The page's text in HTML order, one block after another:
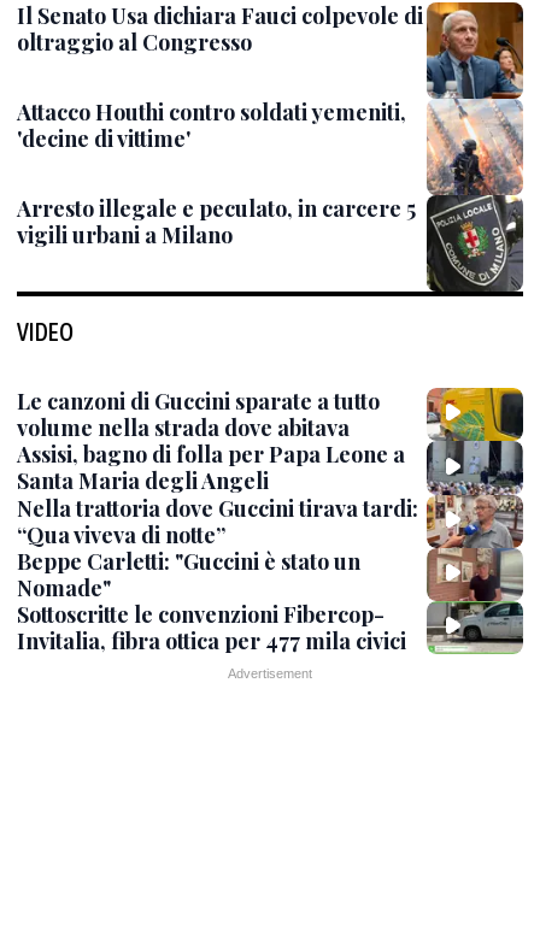
Il Senato Usa dichiara Fauci colpevole di
oltraggio al Congresso
Attacco Houthi contro soldati yemeniti,
'decine di vittime'
Arresto illegale e peculato, in carcere 5
vigili urbani a Milano
VIDEO
Le canzoni di Guccini sparate a tutto
volume nella strada dove abitava
Assisi, bagno di folla per Papa Leone a
Santa Maria degli Angeli
Nella trattoria dove Guccini tirava tardi:
“Qua viveva di notte”
Beppe Carletti: "Guccini è stato un
Nomade"
Sottoscritte le convenzioni Fibercop-
Invitalia, fibra ottica per 477 mila civici